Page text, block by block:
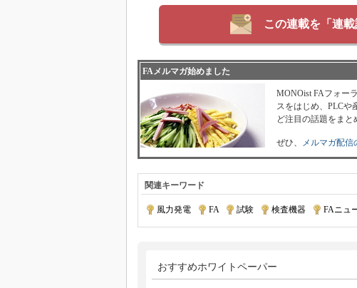
この連載を「連
FAメルマガ始めました
MONOist FAフォー
スをはじめ、PLCや
ど注目の話題をまと
ぜひ、 メルマガ配信
関連キーワード
風力発電 FA| 試験 検査機器 FAニュ
おすすめホワイトペーパー